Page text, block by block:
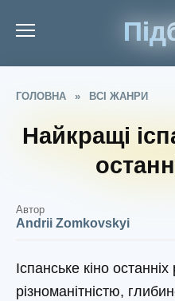
ГОЛОВНА » ВСІ ЖАНРИ
Найкращі
Автор
Andrii Zomkovskyi
Іспанське кіно
різноманітністю,